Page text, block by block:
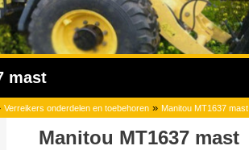
mast
Verreikers onderdelen en toebehoren » Manitou MT1637 mast
Manitou MT1637 mast